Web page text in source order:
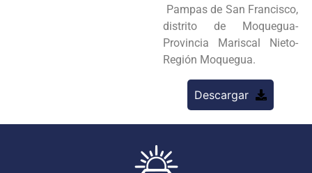
Pampas de San Francisco,
distrito de Moquegua-
Provincia Mariscal Nieto-
Región Moquegua.
Descargar